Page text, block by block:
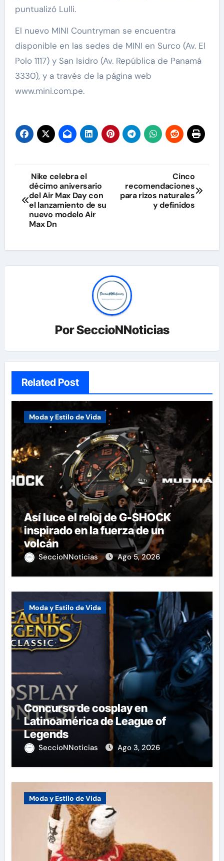
puntualizó Lulli.
El nuevo MINI Countryman se encuentra
disponible en las sedes de MINI en Surco (Av. El
Polo 1117) y San Isidro (Av. República de Panamá
3330), y a través de la página web
www.mini.com.pe.
Navegación
de
entradas
Nike celebra el
décimo aniversario
del Air Max Day con
el lanzamiento de su
nuevo modelo Air
Max Dn
Cinco
recomendaciones
para rizos naturales
y definidos
PorSeccioNNoticias
Related Post
Moda y Estilo de Vida
Así luce el reloj de G-SHOCK
inspirado en la fuerza de un
volcán
SeccioNNoticias Ago 5, 2026
Moda y Estilo de Vida
Concurso de cosplay en
Latinoamérica de League of
Legends
SeccioNNoticias Ago 3, 2026
Moda y Estilo de Vida